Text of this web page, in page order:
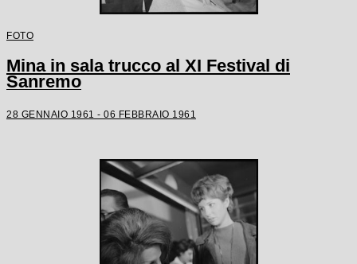
FOTO
Mina in sala trucco al XI Festival di
Sanremo
28 GENNAIO 1961 - 06 FEBBRAIO 1961